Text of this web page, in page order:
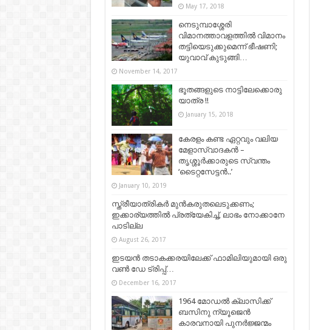
May 17, 2018
നെടുമ്പാശ്ശേരി
വിമാനത്താവളത്തിൽ വിമാനം
തട്ടിയെടുക്കുമെന്ന് ഭീഷണി;
യുവാവ് കുടുങ്ങി…
November 14, 2017
ഭൂതങ്ങളുടെ നാട്ടിലേക്കൊരു
യാത്ര !!
January 15, 2018
കേരളം കണ്ട ഏറ്റവും വലിയ
മേളാസ്വാദകൻ –
തൃശ്ശൂർക്കാരുടെ സ്വന്തം
‘ടൈറ്റസേട്ടൻ..’
January 10, 2019
സ്ത്രീയാത്രികര്‍ മുന്‍കരുതലെടുക്കണം;
ഇക്കാര്യത്തില്‍ പ്രത്യേകിച്ച്, ലാഭം നോക്കാനേ
പാടില്ല
August 26, 2017
ഇടയന്‍ തടാകക്കരയിലേക്ക് ഫാമിലിയുമായി ഒരു
വണ്‍ ഡേ ട്രിപ്പ്…
December 16, 2017
1964 മോഡൽ ക്ലാസിക്ക്
ബസിനു ന്യൂജെൻ
കാരവനായി പുനർജ്ജന്മം